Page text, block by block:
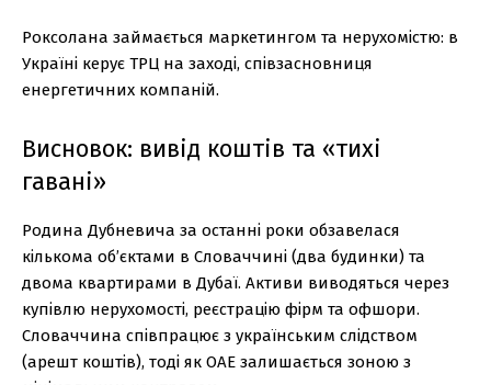
Роксолана займається маркетингом та нерухомістю: в
Україні керує ТРЦ на заході, співзасновниця
енергетичних компаній.
Висновок: вивід коштів та «тихі
гавані»
Родина Дубневича за останні роки обзавелася
кількома об’єктами в Словаччині (два будинки) та
двома квартирами в Дубаї. Активи виводяться через
купівлю нерухомості, реєстрацію фірм та офшори.
Словаччина співпрацює з українським слідством
(арешт коштів), тоді як ОАЕ залишається зоною з